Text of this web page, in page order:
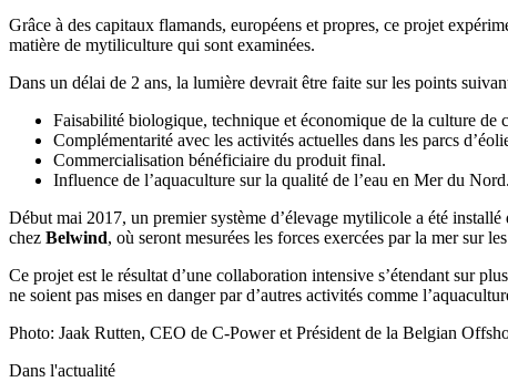
Grâce à des capitaux flamands, européens et propres, ce projet
matière de mytiliculture qui sont examinées.
Dans un délai de 2 ans, la lumière devrait être faite sur les points
Faisabilité biologique, technique et économique de la culture de
Complémentarité avec les activités actuelles dans les parcs
Commercialisation bénéficiaire du produit final.
Influence de l’aquaculture sur la qualité de l’eau en Mer du Nord.
Début mai 2017, un premier système d’élevage mytilicole a été installé
chez Belwind, où seront mesurées les forces exercées par la mer sur
Ce projet est le résultat d’une collaboration intensive s’étendant sur
ne soient pas mises en danger par d’autres activités comme
Photo: Jaak Rutten, CEO de C-Power et Président de la Belgian
Dans l'actualité